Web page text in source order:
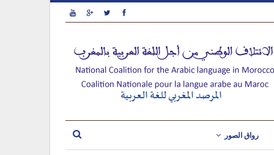
رواق الصور